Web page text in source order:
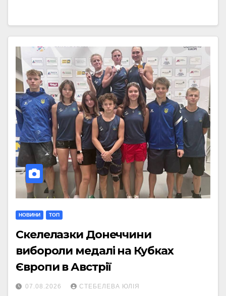
НОВИНИ ТОП
Скелелазки Донеччини
вибороли медалі на Кубках
Європи в Австрії
07.08.2026 СТЕБЕЛЕВА ЮЛІЯ